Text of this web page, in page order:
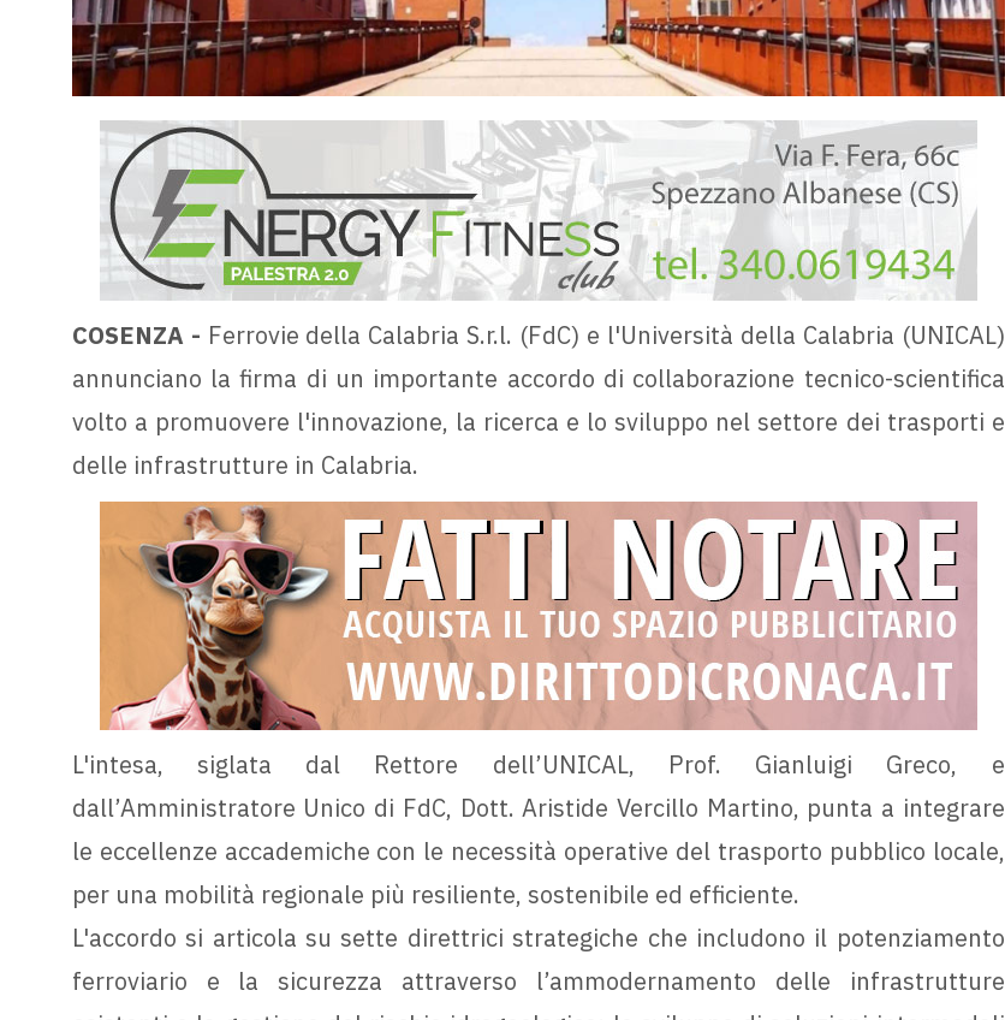
COSENZA - Ferrovie della Calabria S.r.l. (FdC) e l'Università della Calabria (UNICAL)
annunciano la firma di un importante accordo di collaborazione tecnico-scientifica
volto a promuovere l'innovazione, la ricerca e lo sviluppo nel settore dei trasporti e
delle infrastrutture in Calabria.
L'intesa, siglata dal Rettore dell’UNICAL, Prof. Gianluigi Greco, e
dall’Amministratore Unico di FdC, Dott. Aristide Vercillo Martino, punta a integrare
le eccellenze accademiche con le necessità operative del trasporto pubblico locale,
per una mobilità regionale più resiliente, sostenibile ed efficiente.
L'accordo si articola su sette direttrici strategiche che includono il potenziamento
ferroviario e la sicurezza attraverso l’ammodernamento delle infrastrutture